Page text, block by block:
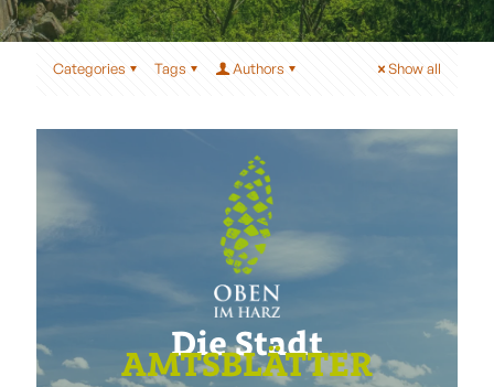
Categories Tags Authors Show all
Die Stadt
AMTSBLÄTTER